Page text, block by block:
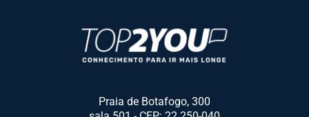
Praia de Botafogo, 300